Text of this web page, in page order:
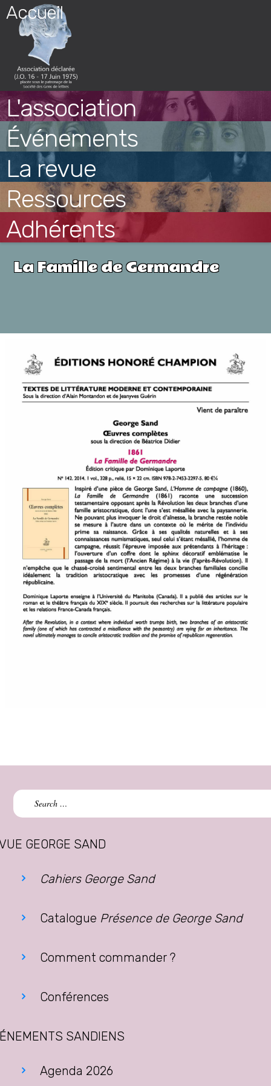
Skip
content
Accueil
L'association
Événements
La revue
Ressources
Adhérents
La Famille de Germandre
Search
for:
GEORGE SAND
Cahiers George Sand
Catalogue Présence de George Sand
Comment commander ?
Conférences
SANDIENS
Agenda 2026